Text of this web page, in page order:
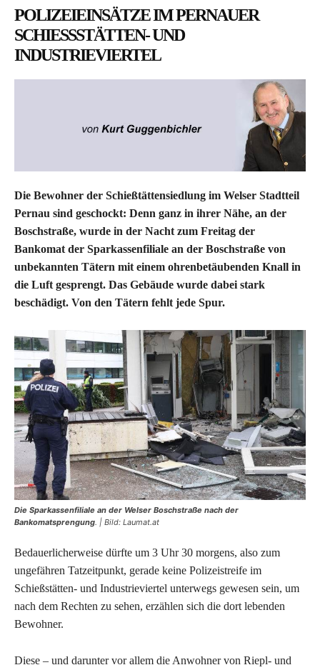
POLIZEIEINSÄTZE IM PERNAUER
SCHIESSSTÄTTEN- UND I
NDUSTRIEVIERTEL
Die Bewohner der Schießtättensiedlung im Welser Stadtteil
Pernau sind geschockt: Denn ganz in ihrer Nähe, an der
Boschstraße, wurde in der Nacht zum Freitag der
Bankomat der Sparkassenfiliale an der Boschstraße von
unbekannten Tätern mit einem ohrenbetäubenden Knall in
die Luft gesprengt. Das Gebäude wurde dabei stark
beschädigt. Von den Tätern fehlt jede Spur.
Die Sparkassenfiliale an der Welser Boschstraße nach der
Bankomatsprengung. | Bild: Laumat.at
Bedauerlicherweise dürfte um 3 Uhr 30 morgens, also zum
ungefähren Tatzeitpunkt, gerade keine Polizeistreife im
Schießstätten- und Industrieviertel unterwegs gewesen sein, um
nach dem Rechten zu sehen, erzählen sich die dort lebenden
Bewohner.
Diese – und darunter vor allem die Anwohner von Riepl- und